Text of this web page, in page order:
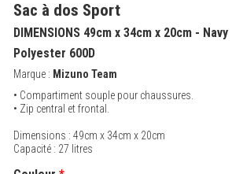
Sac à dos Sport
DIMENSIONS 49cm x 34cm x 20cm - Navy
Polyester 600D
Marque : Mizuno Team
• Compartiment souple pour chaussures.
• Zip central et frontal.
Dimensions : 49cm x 34cm x 20cm
Capacité : 27 litres